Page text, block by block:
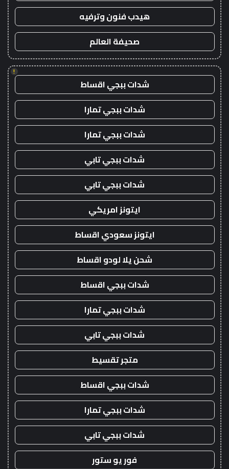
هيدب فنون وترفيه
صحيفة العالم
!
شدات ببجي اقساط
شدات ببجي تمارا
شدات ببجي تمارا
شدات ببجي تابي
شدات ببجي تابي
ايتونز امريكي
ايتونز سعودي اقساط
شحن يلا لودو اقساط
شدات ببجي اقساط
شدات ببجي تمارا
شدات ببجي تابي
متجر تقسيط
شدات ببجي اقساط
شدات ببجي تمارا
شدات ببجي تابي
فور يو ستور